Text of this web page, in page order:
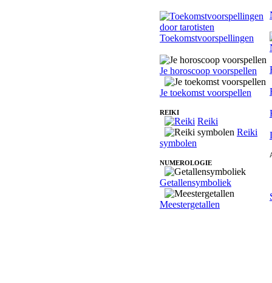
Toekomstvoorspellingen
Je horoscoop voorspellen
Je toekomst voorspellen
REIKI
Reiki
Reiki
symbolen
NUMEROLOGIE
Getallensymboliek
Meestergetallen